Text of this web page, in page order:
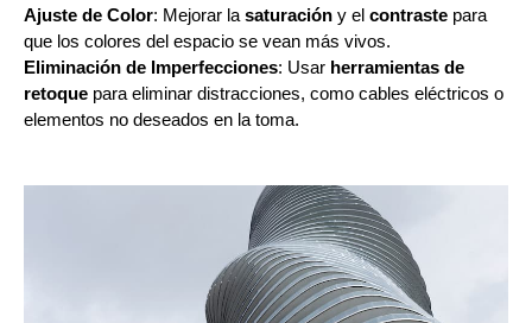
Ajuste de Color: Mejorar la saturación y el contraste para
que los colores del espacio se vean más vivos.
Eliminación de Imperfecciones: Usar herramientas de
retoque para eliminar distracciones, como cables eléctricos o
elementos no deseados en la toma.